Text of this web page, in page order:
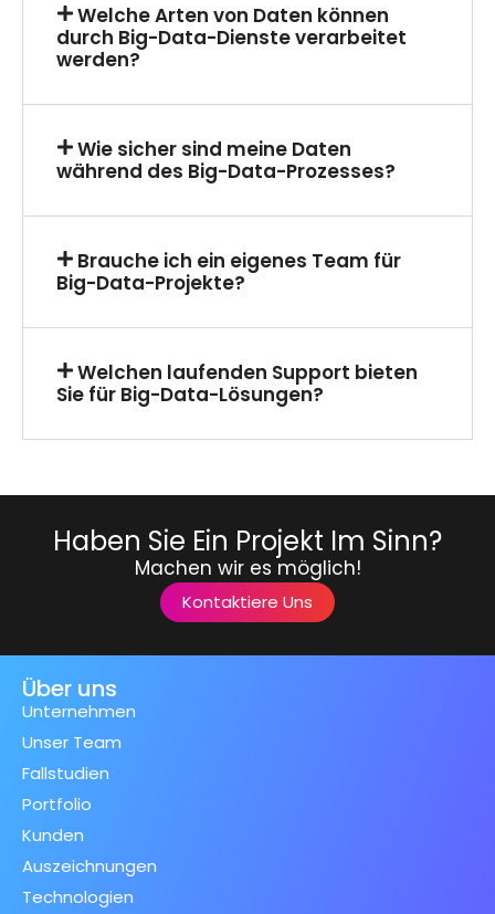
Welche Arten von Daten können
durch Big-Data-Dienste verarbeitet
werden?
Wie sicher sind meine Daten
während des Big-Data-Prozesses?
Brauche ich ein eigenes Team für
Big-Data-Projekte?
Welchen laufenden Support bieten
Sie für Big-Data-Lösungen?
Haben Sie Ein Projekt Im Sinn?
Machen wir es möglich!
Kontaktiere Uns
Über uns
Unternehmen
Unser Team
Fallstudien
Portfolio
Kunden
Auszeichnungen
Technologien